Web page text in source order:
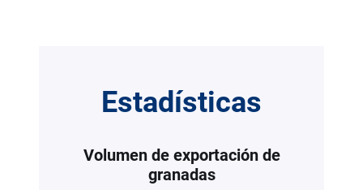
Estadísticas
Volumen de exportación de
granadas